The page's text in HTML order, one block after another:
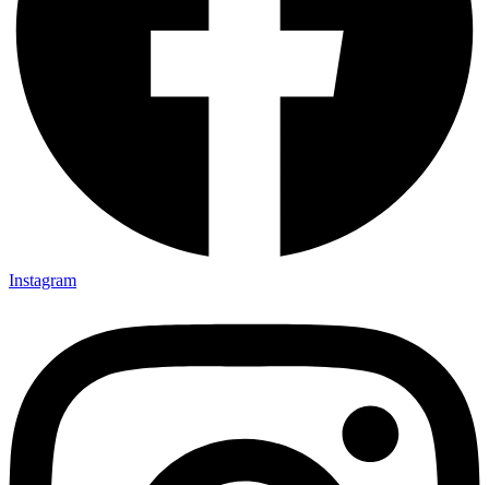
Instagram